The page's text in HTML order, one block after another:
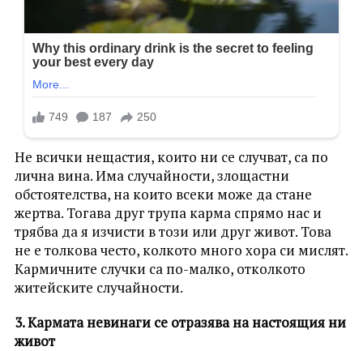
Не всички нещастия, които ни се случват, са по
лична вина. Има случайности, злощастни
обстоятелства, на които всеки може да стане
жертва. Тогава друг трупа карма спрямо нас и
трябва да я изчисти в този или друг живот. Това
не е толкова често, колкото много хора си мислят.
Кармичните случки са по-малко, отколкото
житейските случайности.
3. Кармата невинаги се отразява на настоящия ни
живот